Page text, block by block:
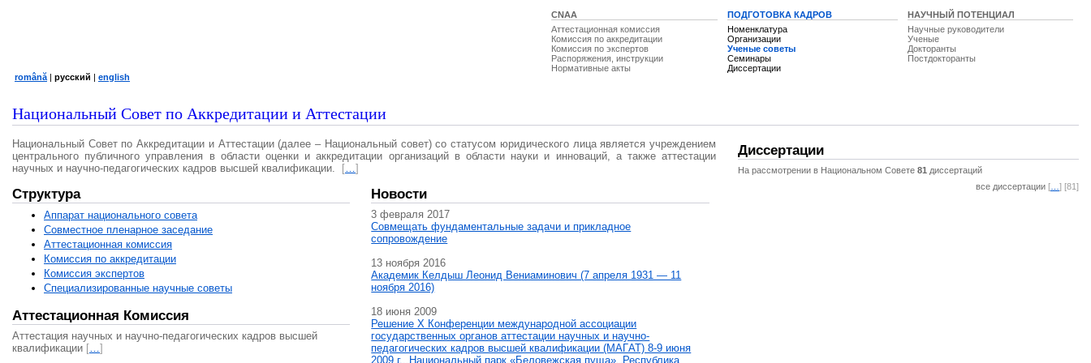
CNAA
Аттестационная комиссия
Комиссия по аккредитации
Комиссия по экспертов
Распоряжения, инструкции
Нормативные акты
ПОДГОТОВКА КАДРОВ
Номенклатура
Организации
Ученые советы
Семинары
Диссертации
НАУЧНЫЙ ПОТЕНЦИАЛ
Научные руководители
Ученые
Докторанты
Постдокторанты
română | русский | english
Национальный Совет по Аккредитации и Аттестации
Национальный Совет по Аккредитации и Аттестации (далее – Национальный совет) со статусом юридического лица является учреждением
центрального публичного управления в области оценки и аккредитации организаций в области науки и инноваций, а также аттестации
научных и научно-педагогических кадров высшей квалификации.
[…]
Структура
Аппарат национального совета
Совместное пленарное заседание
Аттестационная комисcия
Комиссия по аккредитации
Комиссия экспертов
Специализированные научные советы
Аттестационная Комиссия
Аттестация научных и научно-педагогических кадров высшей
квалификации […]
Новости
3 февраля 2017
Совмещать фундаментальные задачи и прикладное
сопровождение
13 ноября 2016
Академик Келдыш Леонид Вениаминович (7 апреля 1931 — 11
ноября 2016)
18 июня 2009
Решение X Конференции международной ассоциации
государственных органов аттестации научных и научно-
педагогических кадров высшей квалификации (МАГAT) 8-9 июня
2009 г., Национальный парк «Беловежская пуща», Республика
Диссертации
На рассмотрении в Национальном Совете 81 диссертаций
все диссертации [ ] [81]